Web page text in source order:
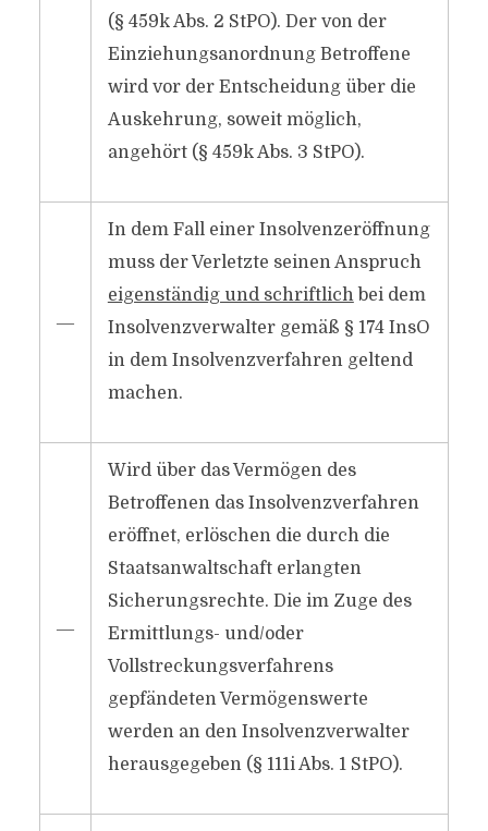
(§ 459k Abs. 2 StPO). Der von der
Einziehungsanordnung Betroffene
wird vor der Entscheidung über die
Auskehrung, soweit möglich,
angehört (§ 459k Abs. 3 StPO).
―
In dem Fall einer Insolvenzeröffnung
muss der Verletzte seinen Anspruch
eigenständig und schriftlichbei dem
Insolvenzverwalter gemäß § 174 InsO
in dem Insolvenzverfahren geltend
machen.
―
Wird über das Vermögen des
Betroffenen das Insolvenzverfahren
eröffnet, erlöschen die durch die
Staatsanwaltschaft erlangten
Sicherungsrechte. Die im Zuge des
Ermittlungs- und/​oder
Vollstreckungsverfahrens
gepfändeten Vermögenswerte
werden an den Insolvenzverwalter
herausgegeben (§ 111i Abs. 1 StPO).